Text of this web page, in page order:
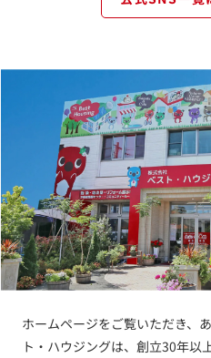
ホームページをご覧いただき、
ト・ハウジングは、創立30年以